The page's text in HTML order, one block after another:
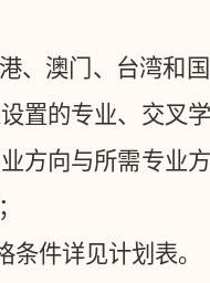
、澳门、台湾和
置的专业、交叉
方向与所需专业
件详见计划表。